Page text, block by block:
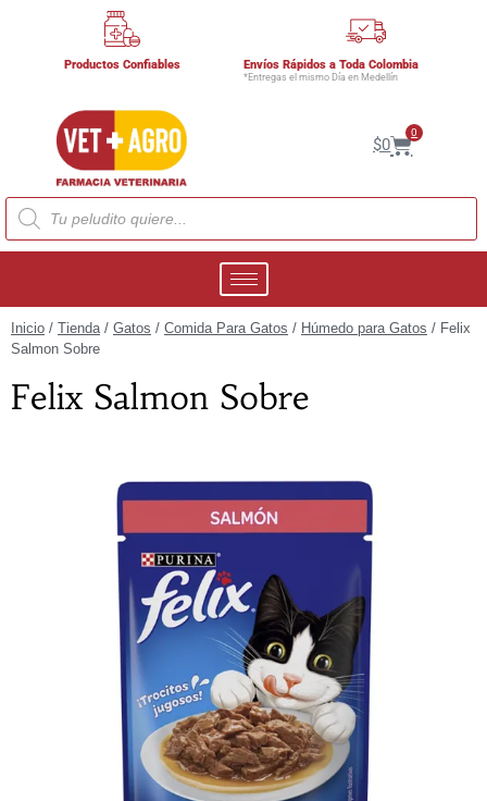
Productos Confiables Envíos Rápidos a Toda Colombia
*Entregas el mismo Día en Medellín
$0
0
Inicio / Tienda/ Gatos / Comida Para Gatos / Húmedo para Gatos / Felix
Salmon Sobre
Felix Salmon Sobre